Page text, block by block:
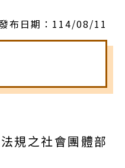
布日期： 114/08/11
規之社會團體部